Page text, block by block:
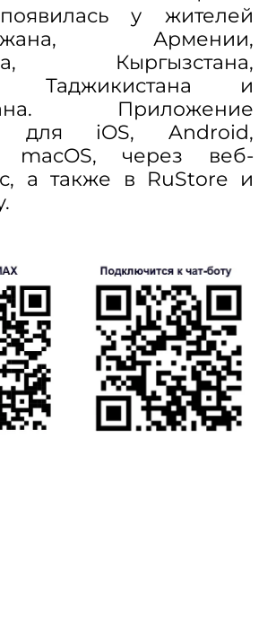
у жителей
Армении,
Кыргызстана,
Таджикистана и
Приложение
для iOS, Android,
macOS, через веб-
а также в RuStore и